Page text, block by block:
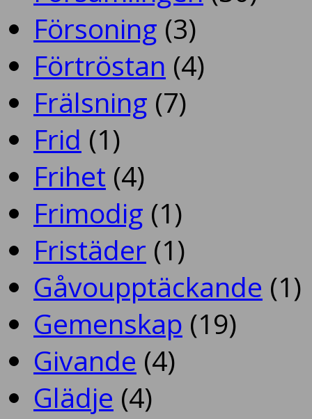
Försoning (3)
Förtröstan (4)
Frälsning (7)
Frid (1)
Frihet (4)
Frimodig (1)
Fristäder (1)
Gåvoupptäckande (1)
Gemenskap (19)
Givande (4)
Glädje (4)